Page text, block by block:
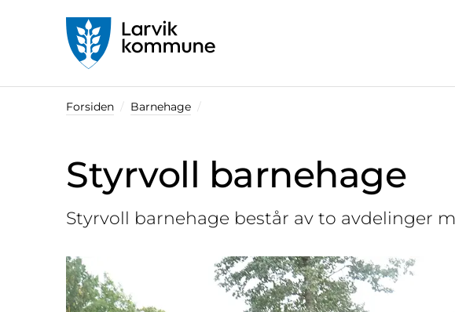
Forsiden Barnehage
Styrvoll barnehage
Styrvoll barnehage består av to avdelinger